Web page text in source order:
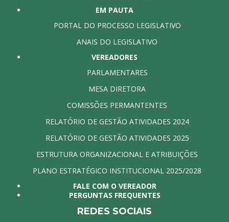
EM PAUTA
PORTAL DO PROCESSO LEGISLATIVO
ANAIS DO LEGISLATIVO
VEREADORES
PARLAMENTARES
MESA DIRETORA
COMISSÕES PERMANTENTES
RELATÓRIO DE GESTÃO ATIVIDADES 2024
RELATÓRIO DE GESTÃO ATIVIDADES 2025
ESTRUTURA ORGANIZACIONAL E ATRIBUIÇÕES
PLANO ESTRATÉGICO INSTITUCIONAL 2025/2028
FALE COM O VEREADOR
PERGUNTAS FREQUENTES
REDES SOCIAIS